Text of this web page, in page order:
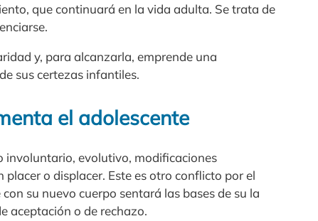
que continuará en la vida adulta. Se trata de
y, para alcanzarla, emprende una
sus certezas infantiles.
el adolescente
involuntario, evolutivo, modificaciones
o displacer. Este es otro conflicto por el
su nuevo cuerpo sentará las bases de su la
aceptación o de rechazo.